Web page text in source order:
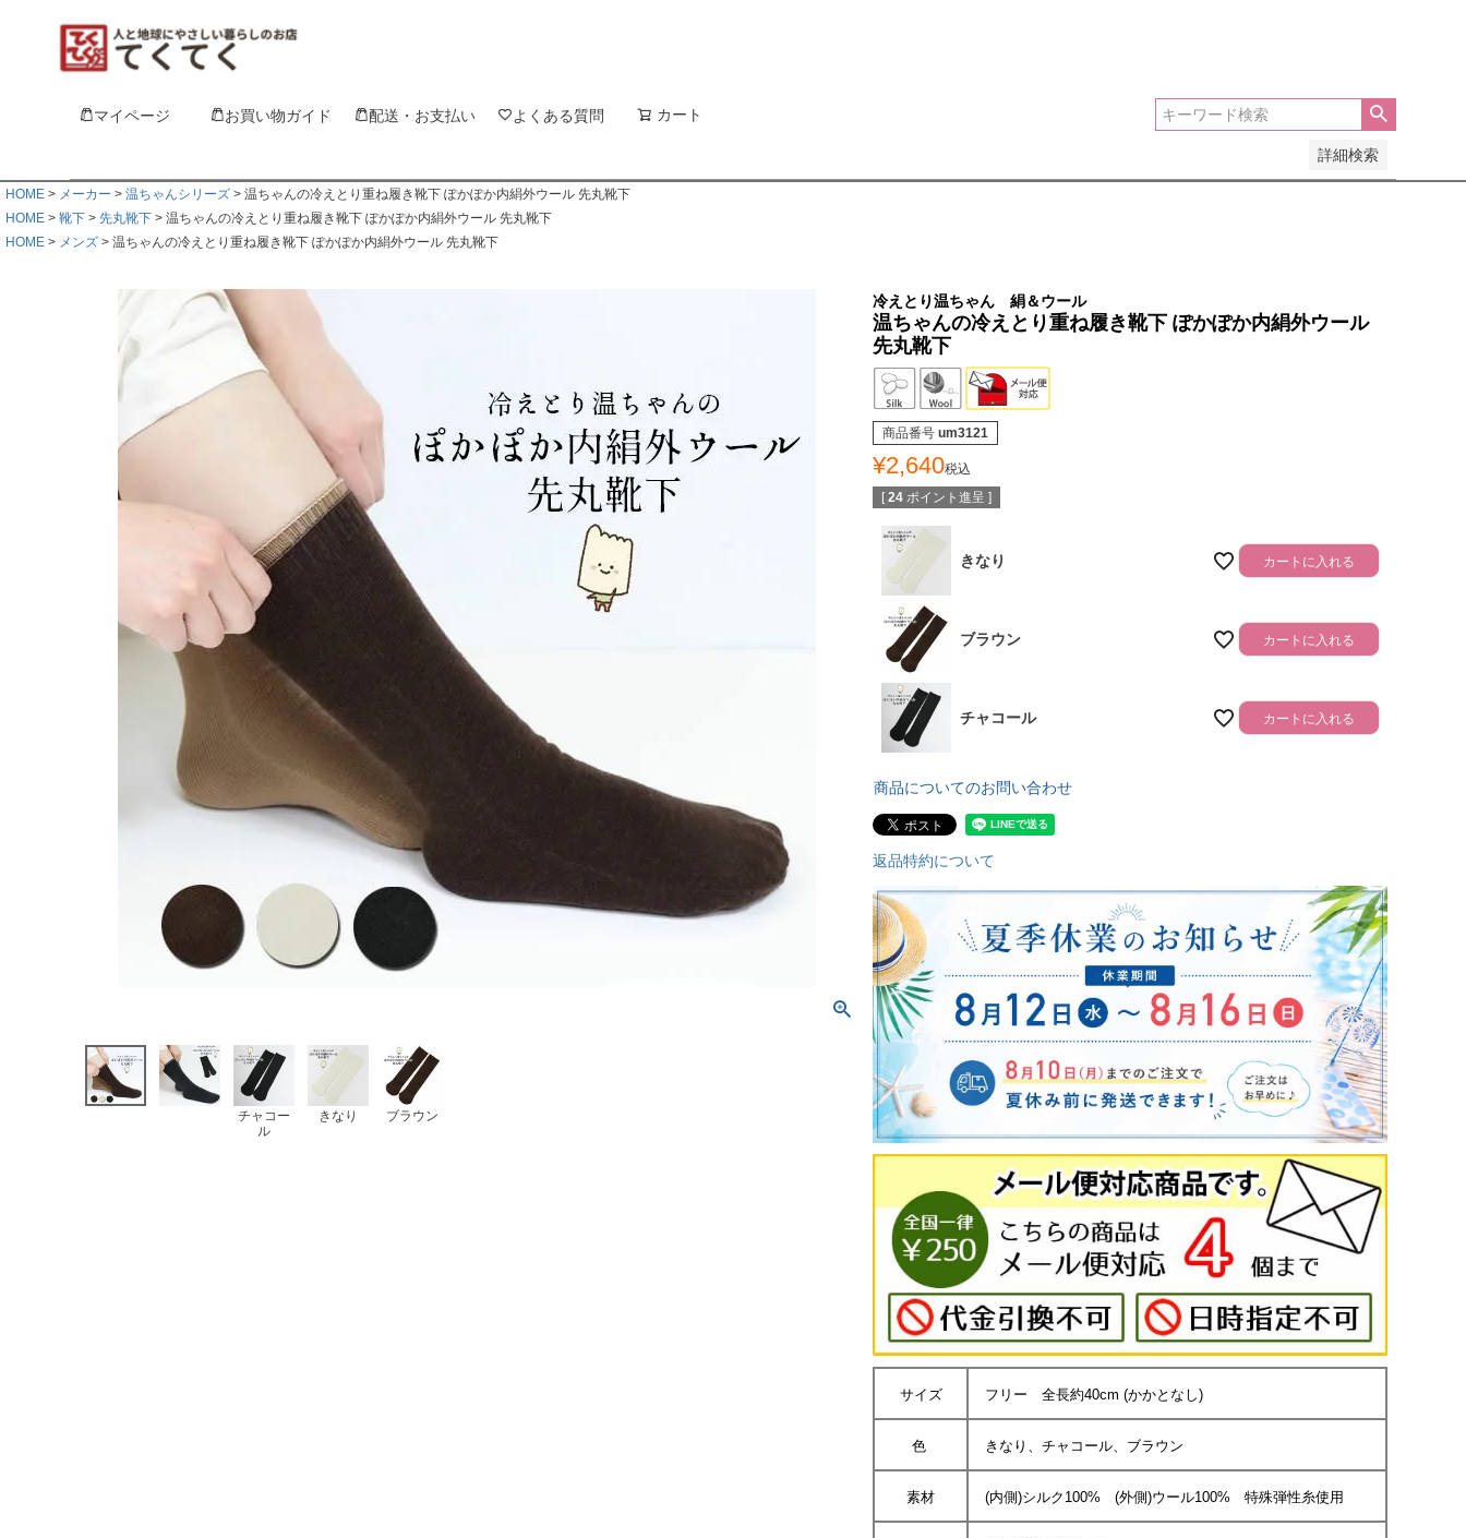
マイページ お買い物ガイド 配送・お支払い よくある質問 カート
詳細検索
HOME メーカー 温ちゃんシリーズ
温ちゃんの冷えとり重ね履き靴下 ぽかぽか内絹外ウール 先丸靴下
HOME
靴下 先丸靴下
温ちゃんの冷えとり重ね履き靴下 ぽかぽか内絹外ウール 先丸靴下
HOME
メンズ 温ちゃんの冷えとり重ね履き靴下 ぽかぽか内絹外ウール 先丸靴下
チャコー
ル
きなり ブラウン
冷えとり温ちゃん 絹＆ウール
温ちゃんの冷えとり重ね履き靴下 ぽかぽか内絹外ウール
先丸靴下
商品番号 um3121
¥2,640税込
[ 24 ポイント進呈 ]
きなり カートに入れる
ブラウン カートに入れる
チャコール カートに入れる
商品についてのお問い合わせ
返品特約について
サイズ フリー 全長約40cm (かかとなし)
色 きなり、チャコール、ブラウン
素材 (内側)シルク100% (外側)ウール100% 特殊弾性糸使用